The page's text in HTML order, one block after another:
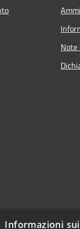
Note
Informazioni